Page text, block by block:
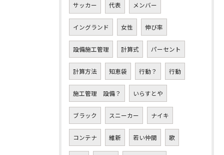
サッカー 代表 メンバー
イングランド 女性 伸び率
設備施工管理 計算式 パーセント
計算方法 知恵袋 行動？ 行動
施工管理 設備？ いらすとや
ブラック スニーカー ナイキ
コンテナ 維新 若い仲間 歌